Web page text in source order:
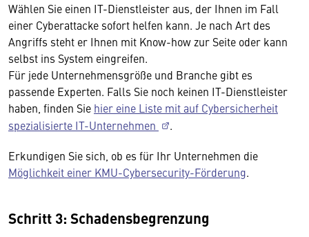
Wählen Sie einen IT-Dienstleister aus, der Ihnen im Fall
einer Cyberattacke sofort helfen kann. Je nach Art des
Angriffs steht er Ihnen mit Know-how zur Seite oder kann
selbst ins System eingreifen.
Für jede Unternehmensgröße und Branche gibt es
passende Experten. Falls Sie noch keinen IT-Dienstleister
haben, finden Sie hier eine Liste mit auf Cybersicherheit
spezialisierte IT-Unternehmen
.
Erkundigen Sie sich, ob es für Ihr Unternehmen die
Möglichkeit einer KMU-Cybersecurity-Förderung.
Schritt 3: Schadensbegrenzung